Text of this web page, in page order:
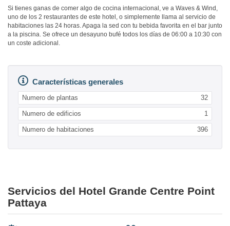
Si tienes ganas de comer algo de cocina internacional, ve a Waves & Wind,
uno de los 2 restaurantes de este hotel, o simplemente llama al servicio de
habitaciones las 24 horas. Apaga la sed con tu bebida favorita en el bar junto
a la piscina. Se ofrece un desayuno bufé todos los días de 06:00 a 10:30 con
un coste adicional.
Características generales
Numero de plantas 32
Numero de edificios 1
Numero de habitaciones 396
Servicios del Hotel Grande Centre Point
Pattaya